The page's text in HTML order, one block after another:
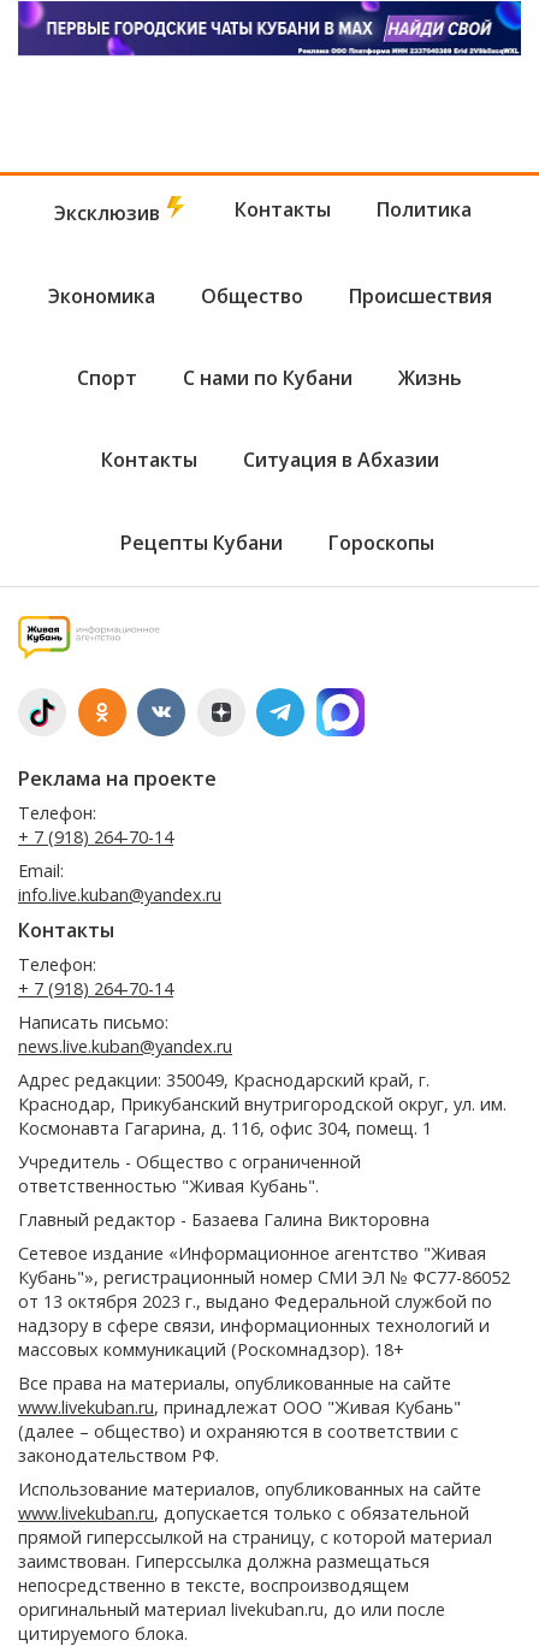
Эксклюзив Контакты Политика
Экономика Общество Происшествия
Спорт С нами по Кубани Жизнь
Контакты Ситуация в Абхазии
Рецепты Кубани Гороскопы
Реклама на проекте
Телефон:
+ 7 (918) 264-70-14
Email:
info.live.kuban@yandex.ru
Контакты
Телефон:
+ 7 (918) 264-70-14
Написать письмо:
news.live.kuban@yandex.ru
Адрес редакции: 350049, Краснодарский край, г.
Краснодар, Прикубанский внутригородской округ, ул. им.
Космонавта Гагарина, д. 116, офис 304, помещ. 1
Учредитель - Общество с ограниченной
ответственностью "Живая Кубань".
Главный редактор - Базаева Галина Викторовна
Сетевое издание «Информационное агентство "Живая
Кубань"», регистрационный номер СМИ ЭЛ № ФС77-86052
от 13 октября 2023 г., выдано Федеральной службой по
надзору в сфере связи, информационных технологий и
массовых коммуникаций (Роскомнадзор). 18+
Все права на материалы, опубликованные на сайте
www.livekuban.ru, принадлежат ООО "Живая Кубань"
(далее – общество) и охраняются в соответствии с
законодательством РФ.
Использование материалов, опубликованных на сайте
www.livekuban.ru, допускается только с обязательной
прямой гиперссылкой на страницу, с которой материал
заимствован. Гиперссылка должна размещаться
непосредственно в тексте, воспроизводящем
оригинальный материал livekuban.ru, до или после
цитируемого блока.